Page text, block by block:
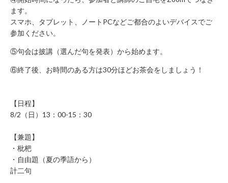
ます。
スマホ、タブレット、ノートPCなどご都合のよいデバイスでご
参加ください。
⑤句会は披講（選んだ句を発表）から始めます。
⑥終了後、お時間のある方は30分ほどお茶会をしましょう！
【日程】
8/2（日）13：00-15：30
【兼題】
・枇杷
・自由題（夏の季語から）
計二句
規
の
会
員
済
み
方
取
材